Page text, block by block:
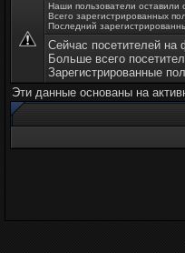
Наши пользователи оставили
Всего зарегистрированных
Последний
Сейчас посетителей на
Больше всего
Зарегистрированные
Эти данные основаны на